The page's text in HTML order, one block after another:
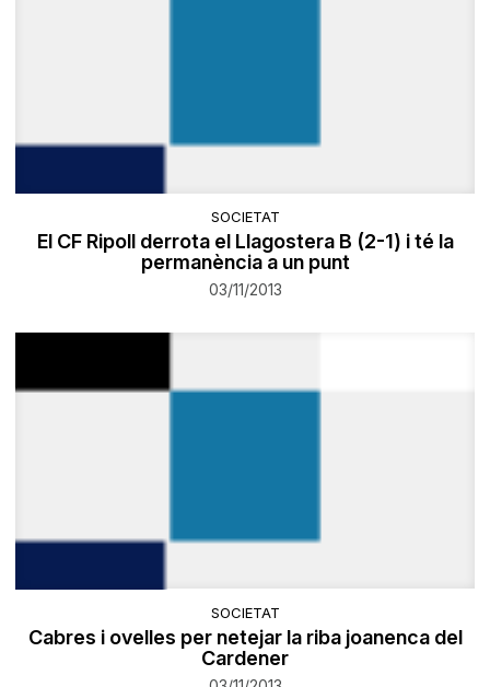
SOCIETAT
El CF Ripoll derrota el Llagostera B (2-1) i té la
permanència a un punt
03/11/2013
SOCIETAT
Cabres i ovelles per netejar la riba joanenca del
Cardener